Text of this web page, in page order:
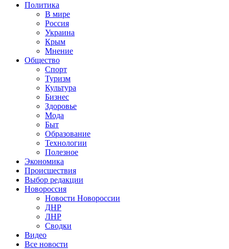
Политика
В мире
Россия
Украина
Крым
Мнение
Общество
Спорт
Туризм
Культура
Бизнес
Здоровье
Мода
Быт
Образование
Технологии
Полезное
Экономика
Происшествия
Выбор редакции
Новороссия
Новости Новороссии
ДНР
ЛНР
Сводки
Видео
Все новости